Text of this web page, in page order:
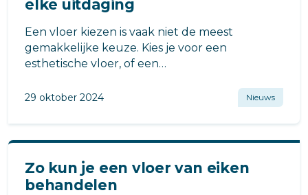
elke uitdaging
Een vloer kiezen is vaak niet de meest
gemakkelijke keuze. Kies je voor een
esthetische vloer, of een
29 oktober 2024 Nieuws
Zo kun je een vloer van eiken
behandelen